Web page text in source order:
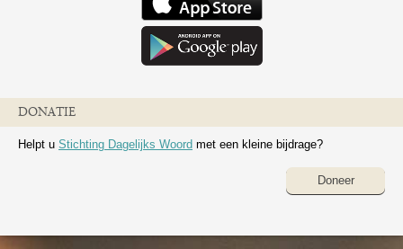
DONATIE
Helpt u Stichting Dagelijks Woord met een kleine bijdrage?
Doneer